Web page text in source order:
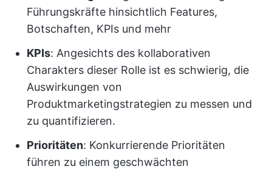
Führungskräfte hinsichtlich Features,
Botschaften, KPIs und mehr
KPIs: Angesichts des kollaborativen
Charakters dieser Rolle ist es schwierig, die
Auswirkungen von
Produktmarketingstrategien zu messen und
zu quantifizieren.
Prioritäten: Konkurrierende Prioritäten
führen zu einem geschwächten